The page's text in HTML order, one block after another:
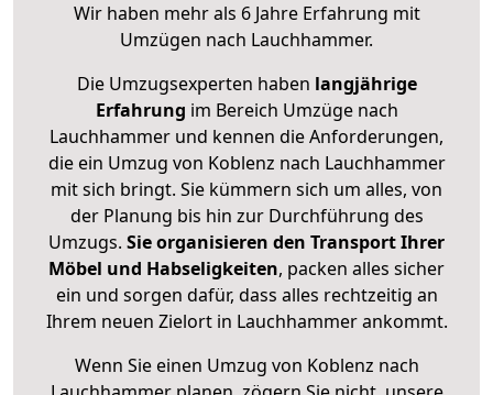
Wir haben mehr als 6 Jahre Erfahrung mit
Umzügen nach Lauchhammer.
Die Umzugsexperten haben langjährige
Erfahrung im Bereich Umzüge nach
Lauchhammer und kennen die Anforderungen,
die ein Umzug von Koblenz nach Lauchhammer
mit sich bringt. Sie kümmern sich um alles, von
der Planung bis hin zur Durchführung des
Umzugs. Sie organisieren den Transport Ihrer
Möbel und Habseligkeiten, packen alles sicher
ein und sorgen dafür, dass alles rechtzeitig an
Ihrem neuen Zielort in Lauchhammer ankommt.
Wenn Sie einen Umzug von Koblenz nach